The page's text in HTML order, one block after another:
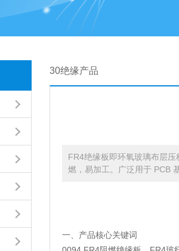
30绝缘产品
FR4绝缘板即环氧玻璃布层
燃，易加工。广泛用于 PCB
一、产品核心关键词